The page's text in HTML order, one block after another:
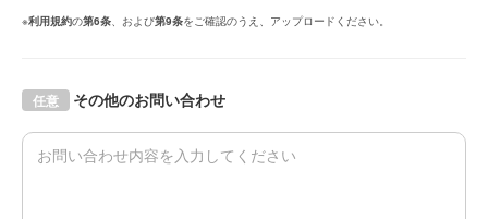
※利用規約の第6条 、および第9条をご確認のうえ、アップロードください。
その他のお問い合わせ
任意